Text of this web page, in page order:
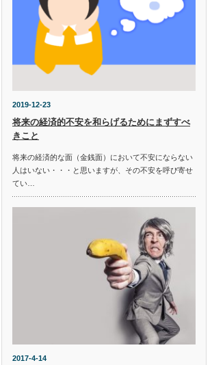
2019-12-23
将来の経済的不安を和らげるためにまずすべ
きこと
将来の経済的な面（金銭面）において不安にならない
人はいない・・・と思いますが、その不安を呼び寄せ
てい…
2017-4-14